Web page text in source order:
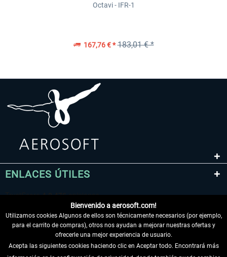
Octavi - IFR-1
167,76 € * 183,01 € *
ENLACES ÚTILES
Bienvenido a aerosoft.com!
Utilizamos cookies Algunos de ellos son técnicamente necesarios (por ejemplo,
para el carrito de compras), otros nos ayudan a mejorar nuestras ofertas y
ofrecerle una mejor experiencia de usuario.
Acepta las siguientes cookies haciendo clic en Aceptar todo. Encontrará más